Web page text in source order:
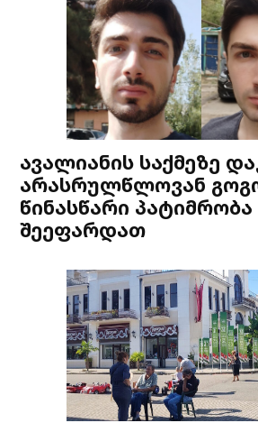
ავალიანის საქმეზე
არასრულწლოვან
წინასწარი პატიმრობა
შეეფარდათ